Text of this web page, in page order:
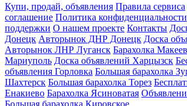
Купи, продай, объявления Правила сервиса
соглашение Политика конфиденциальности
поддержки О нашем проекте Контакты
Донецк Авторынок ДНР Донецк Доска
Авторынок ЛНР Луганск Барахолка
Мариуполь Доска объявлений Харцызск
объявления Горловка Большая барахолка
Шахтерск Большая барахолка Торез
Енакиево Барахолка Ясиноватая
Большая барахолка Кировское